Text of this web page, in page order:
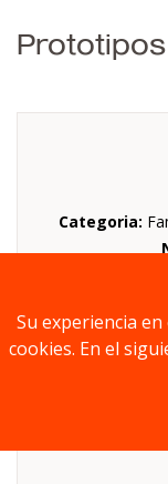
Prototipos
Categoria:
Su experiencia
cookies. En el